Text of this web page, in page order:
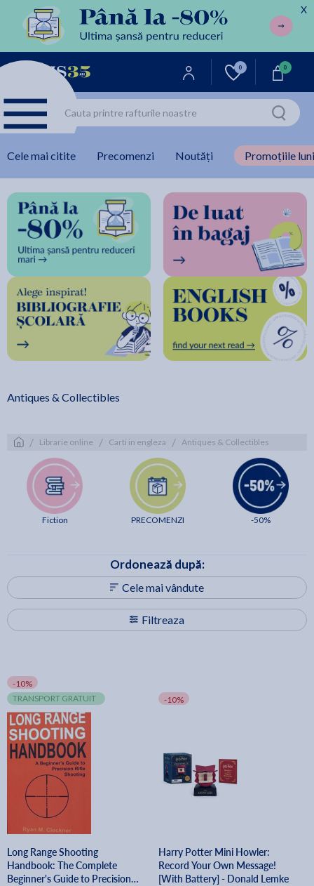
X
0 0
Cele mai citite Precomenzi Noutăți Promoțiile
Antiques & Collectibles
/ Librarie online / Carti in engleza / Antiques & Collectibles
Fiction PRECOMENZI -50%
Filtreaza
Ordonează după:
Cele mai vândute
-10%
TRANSPORT GRATUIT
Long Range Shooting
Handbook: The Complete
Beginner's Guide to Precision
-10%
Harry Potter Mini Howler:
Record Your Own Message!
[With Battery] - Donald Lemke